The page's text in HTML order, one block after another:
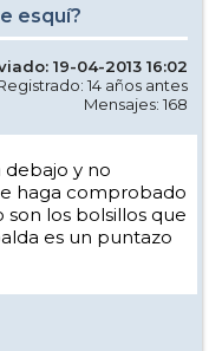
esquí?
19-04-2013 16:02
14 años antes
Mensajes: 168
y no
haga comprobado
los bolsillos que
es un puntazo